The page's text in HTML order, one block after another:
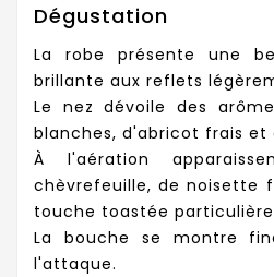
Dégustation
La robe présente une
brillante aux reflets
Le nez dévoile des
blanches, d'abricot frais et
À l'aération
chèvrefeuille, de noisette
touche toastée
La bouche se montre
l'attaque.